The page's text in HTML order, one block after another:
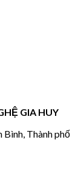
GIA HUY
Thành phố